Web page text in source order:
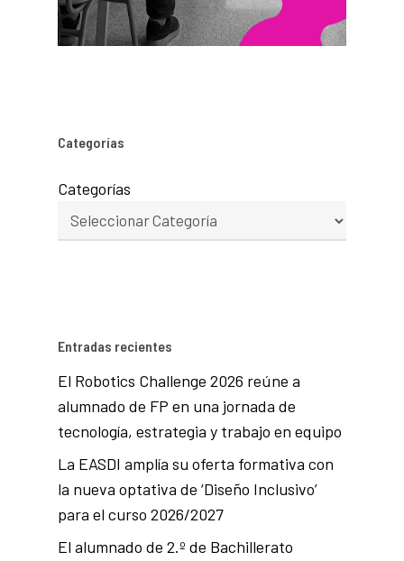
Categorías
Categorías
Entradas recientes
El Robotics Challenge 2026 reúne a
alumnado de FP en una jornada de
tecnología, estrategia y trabajo en equipo
La EASDI amplía su oferta formativa con
la nueva optativa de ‘Diseño Inclusivo’
para el curso 2026/2027
El alumnado de 2.º de Bachillerato